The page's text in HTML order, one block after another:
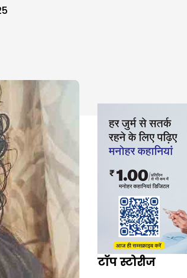
टॉप स्टोरीज